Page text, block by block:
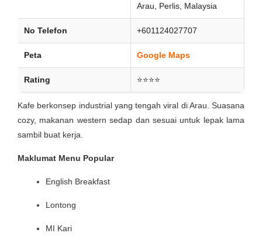
Arau, Perlis, Malaysia
No Telefon +601124027707
Peta Google Maps
Rating ⭐⭐⭐⭐
Kafe berkonsep industrial yang tengah viral di Arau. Suasana
cozy, makanan western sedap dan sesuai untuk lepak lama
sambil buat kerja.
Maklumat Menu Popular
English Breakfast
Lontong
MI Kari